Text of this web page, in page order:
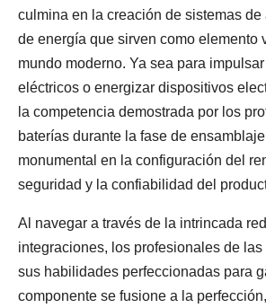
culmina en la creación de sistemas
de energía que sirven como elemento
mundo moderno. Ya sea para
eléctricos o energizar dispositivos
la competencia demostrada por los
baterías durante la fase de
monumental en la configuración del
seguridad y la confiabilidad del
Al navegar a través de la intrincada
integraciones, los profesionales de
sus habilidades perfeccionadas para
componente se fusione a la